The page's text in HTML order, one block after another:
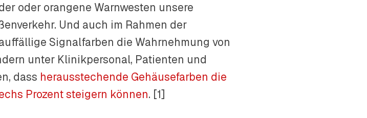
oder orangene Warnwesten unsere
Und auch im Rahmen der
Signalfarben die Wahrnehmung von
unter Klinikpersonal, Patienten und
dass herausstechende Gehäusefarben die
Prozent steigern können. [1]